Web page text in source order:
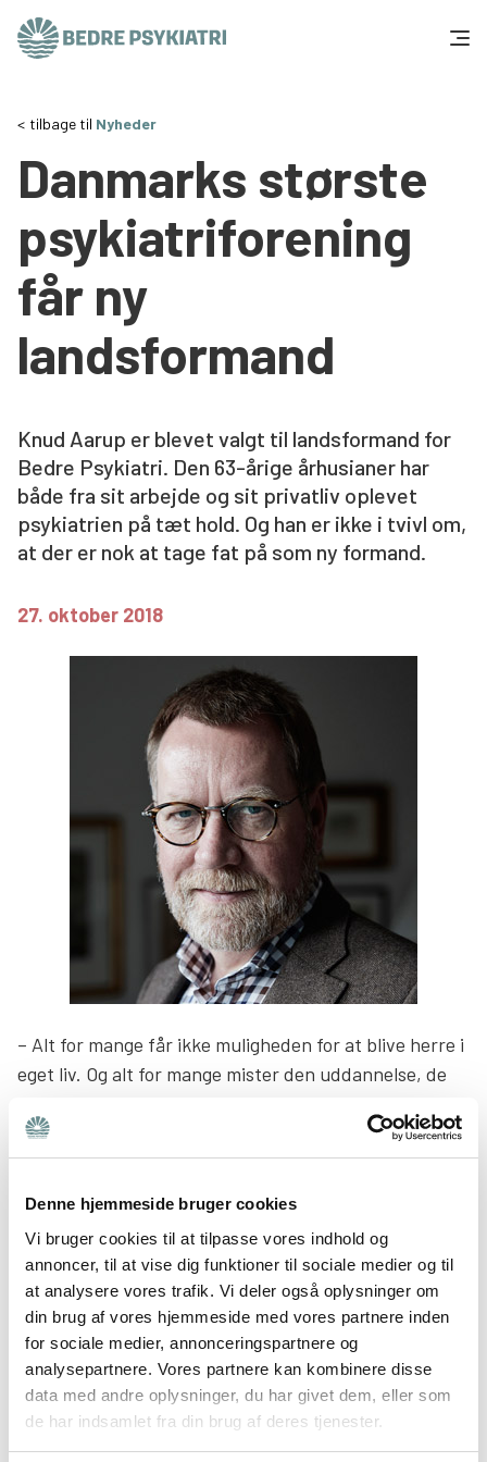
Denne hjemmeside bruger cookies
Vi bruger cookies til at tilpasse vores indhold og
annoncer, til at vise dig funktioner til sociale medier og til
at analysere vores trafik. Vi deler også oplysninger om
din brug af vores hjemmeside med vores partnere inden
for sociale medier, annonceringspartnere og
analysepartnere. Vores partnere kan kombinere disse
data med andre oplysninger, du har givet dem, eller som
de har indsamlet fra din brug af deres tjenester.
Tal og fakta
Om os
Vær med
Presse og politik
Søg
tilbage til Nyheder
Danmarks største
psykiatriforening
får ny
landsformand
Knud Aarup er blevet valgt til landsformand for
Bedre Psykiatri. Den 63-årige århusianer har
både fra sit arbejde og sit privatliv oplevet
psykiatrien på tæt hold. Og han er ikke i tvivl om,
at der er nok at tage fat på som ny formand.
27. oktober 2018
– Alt for mange får ikke muligheden for at blive herre i
eget liv. Og alt for mange mister den uddannelse, de
sammen fordi psykiatrien fungerer så dårligt.
pårørende bliver styrket, og at de pårørende får bedre
støtte.
– De pårørende betyder utroligt meget for, om den
syge bliver rask. Men mange pårørende oplever, at de
hverken bliver inddraget eller får de nødvendige
værktøjer til at kunne være der for de syge.
Bedre Psykiatri er med ca. 13.000 medlemmer og 60